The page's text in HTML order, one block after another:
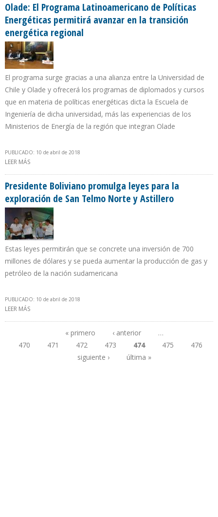
Olade: El Programa Latinoamericano de Políticas
Energéticas permitirá avanzar en la transición
energética regional
El programa surge gracias a una alianza entre la Universidad de
Chile y Olade y ofrecerá los programas de diplomados y cursos
que en materia de políticas energéticas dicta la Escuela de
Ingeniería de dicha universidad, más las experiencias de los
Ministerios de Energía de la región que integran Olade
PUBLICADO: 10 de abril de 2018
LEER MÁS
REGIONAL
Presidente Boliviano promulga leyes para la
exploración de San Telmo Norte y Astillero
Estas leyes permitirán que se concrete una inversión de 700
millones de dólares y se pueda aumentar la producción de gas y
petróleo de la nación sudamericana
PUBLICADO: 10 de abril de 2018
LEER MÁS
Páginas
« primero ‹ anterior
…
470
471 472 473 474 475
476
siguiente ›
última »